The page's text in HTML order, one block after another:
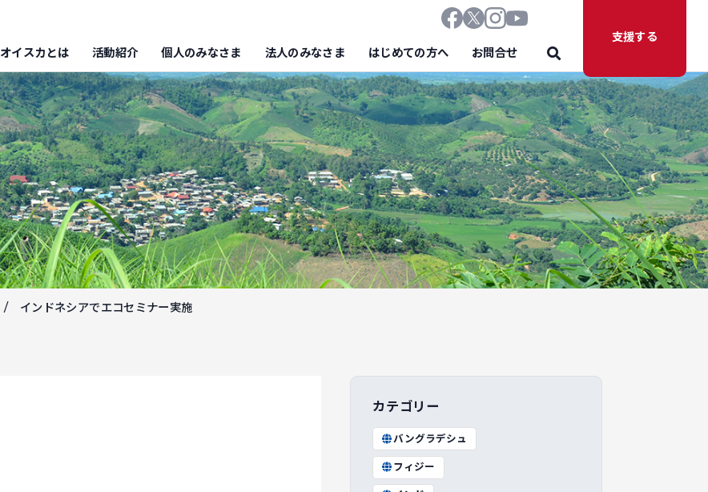
オイスカとは 活動紹介 個人のみなさま 法人のみなさま はじめての方へ お問合せ
支援する
インドネシアでエコセミナー実施
カテゴリー
バングラデシュ
フィジー